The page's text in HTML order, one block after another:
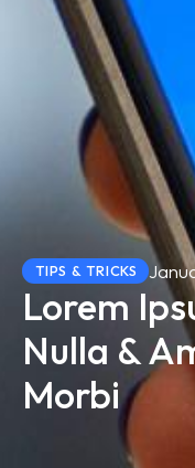
TIPS & TRICKS
Lorem
Nulla &
Morbi